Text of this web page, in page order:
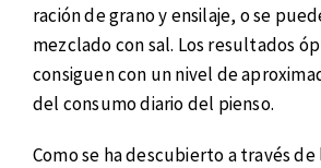
ración de grano y ensilaje, o se
mezclado con sal. Los resultados
consiguen con un nivel de
del consumo diario del pienso.
Como se ha descubierto a través